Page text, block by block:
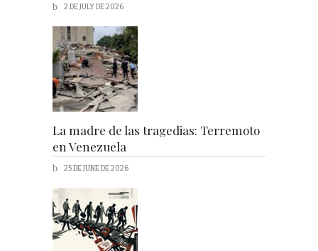
2 DE JULY DE 2026
La madre de las tragedias: Terremoto
en Venezuela
25 DE JUNE DE 2026